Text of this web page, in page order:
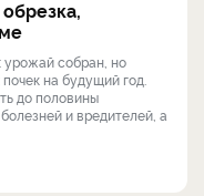
урожай собран, но
на будущий год.
до половины
и вредителей, а